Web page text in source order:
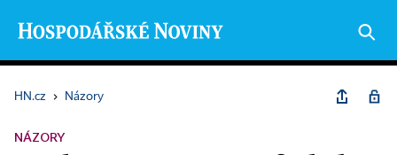
HN.cz › Názory
NÁZORY